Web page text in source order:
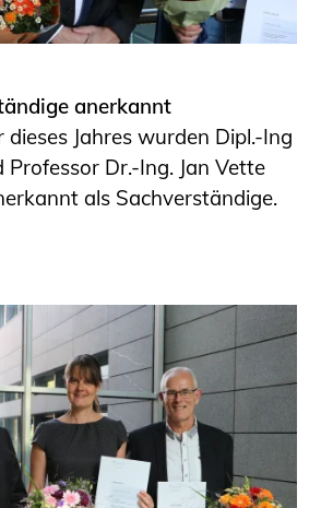
anerkannt
Jahres wurden Dipl.-Ing
Professor Dr.-Ing. Jan Vette
als Sachverständige.